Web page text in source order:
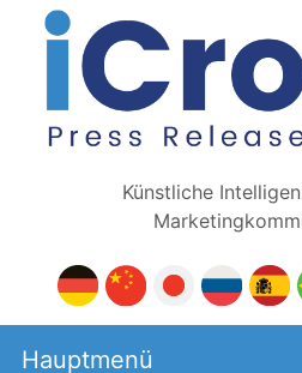
Künstliche
Hauptmenü